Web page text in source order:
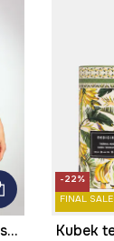
Torebka koszyk damska pleciona
-22%
FINAL SALE